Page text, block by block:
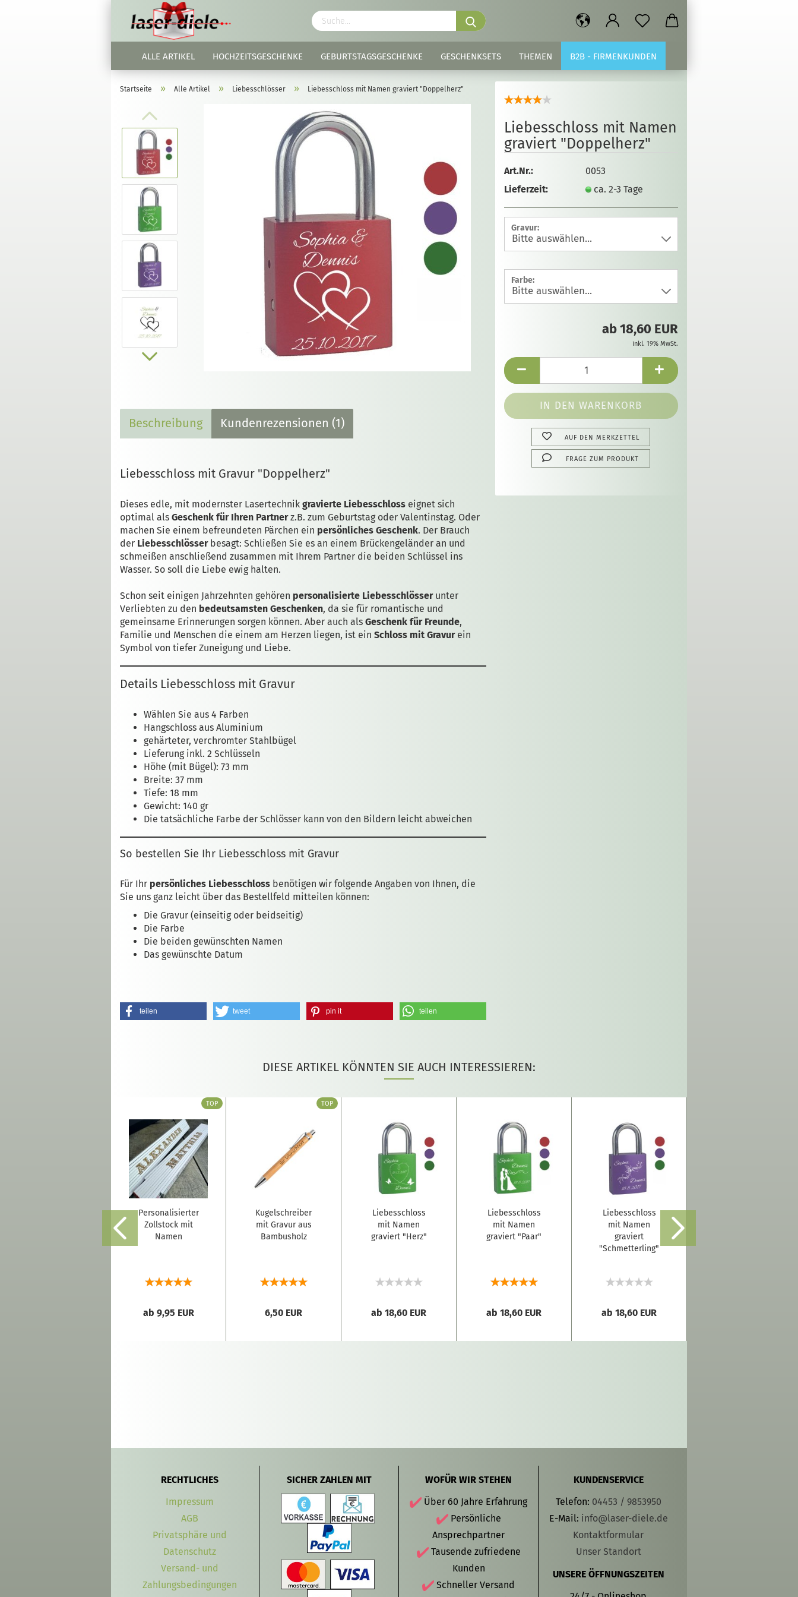
ALLE ARTIKEL HOCHZEITSGESCHENKE GEBURTSTAGSGESCHENKE GESCHENKSETS THEMEN B2B - FIRMENKUNDEN
Startseite » Alle Artikel » Liebesschlösser » Liebesschloss mit Namen graviert "Doppelherz"
Liebesschloss mit Namen
graviert "Doppelherz"
Art.Nr.:
0053
Lieferzeit:
ca. 2-3 Tage
Gravur:
Farbe:
ab 18,60 EUR
inkl. 19% MwSt.
AUF DEN MERKZETTEL
FRAGE ZUM PRODUKT
Beschreibung Kundenrezensionen (1)
Liebesschloss mit Gravur "Doppelherz"
Dieses edle, mit modernster Lasertechnik gravierte Liebesschloss eignet sich
optimal als Geschenk für Ihren Partnerz.B. zum Geburtstag oder Valentinstag. Oder
machen Sie einem befreundeten Pärchen ein persönliches Geschenk. Der Brauch
der Liebesschlösser besagt: Schließen Sie es an einem Brückengeländer an und
schmeißen anschließend zusammen mit Ihrem Partner die beiden Schlüssel ins
Wasser. So soll die Liebe ewig halten.
Schon seit einigen Jahrzehnten gehören personalisierte Liebesschlösser unter
Verliebten zu den bedeutsamsten Geschenken, da sie für romantische und
gemeinsame Erinnerungen sorgen können. Aber auch als Geschenk für Freunde,
Familie und Menschen die einem am Herzen liegen, ist ein Schloss mit Gravurein
Symbol von tiefer Zuneigung und Liebe.
Details Liebesschloss mit Gravur
Wählen Sie aus 4 Farben
Hangschloss aus Aluminium
gehärteter, verchromter Stahlbügel
Lieferung inkl. 2 Schlüsseln
Höhe (mit Bügel): 73 mm
Breite: 37 mm
Tiefe: 18 mm
Gewicht: 140 gr
Die tatsächliche Farbe der Schlösser kann von den Bildern leicht abweichen
So bestellen Sie Ihr Liebesschloss mit Gravur
Für Ihr persönliches Liebesschloss benötigen wir folgende Angaben von Ihnen, die
Sie uns ganz leicht über das Bestellfeld mitteilen können:
Die Gravur (einseitig oder beidseitig)
Die Farbe
Die beiden gewünschten Namen
Das gewünschte Datum
teilen tweet pin it teilen
DIESE ARTIKEL KÖNNTEN SIE AUCH INTERESSIEREN:
TOP
Personalisierter
Zollstock mit
Namen
ab 9,95 EUR
TOP
Kugelschreiber
mit Gravur aus
Bambusholz
6,50 EUR
Liebesschloss
mit Namen
graviert "Herz"
ab 18,60 EUR
Liebesschloss
mit Namen
graviert "Paar"
ab 18,60 EUR
Liebesschloss
mit Namen
graviert
"Schmetterling"
ab 18,60 EUR
RECHTLICHES
Impressum
AGB
Privatsphäre und
Datenschutz
Versand- und
Zahlungsbedingungen
SICHER ZAHLEN MIT
WOFÜR WIR STEHEN
Über 60 Jahre Erfahrung
Persönliche
Ansprechpartner
Tausende zufriedene
Kunden
Schneller Versand
KUNDENSERVICE
Telefon: 04453 / 9853950
E-Mail: info@laser-diele.de
Kontaktformular
Unser Standort
UNSERE ÖFFNUNGSZEITEN